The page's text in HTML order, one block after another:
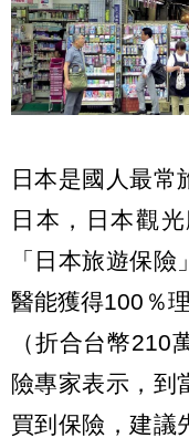
日本是國人最常
日本，日本觀
「日本旅遊保
醫能獲得100％
（折合台幣210
險專家表示，到
買到保險，建議